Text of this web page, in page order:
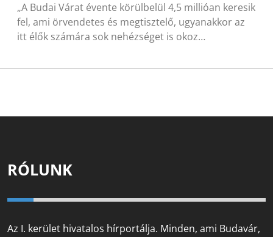
„A Budai Várat évente körülbelül 4,5 millióan keresik
fel, ami örvendetes és megtisztelő, ugyanakkor az
itt élők számára sok nehézséget is okoz…
RÓLUNK
Az I. kerület hivatalos hírportálja. Minden, ami Budavár,